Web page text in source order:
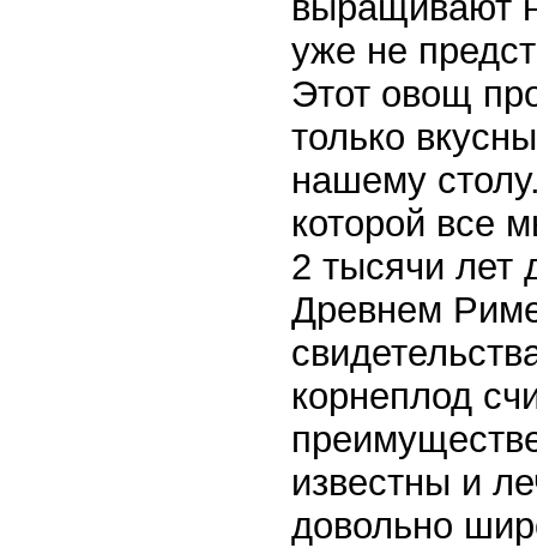
уже не
Этот овощ
только
нашему
которой все
2 тысячи лет
Древнем
корнеплод
известны и
довольно